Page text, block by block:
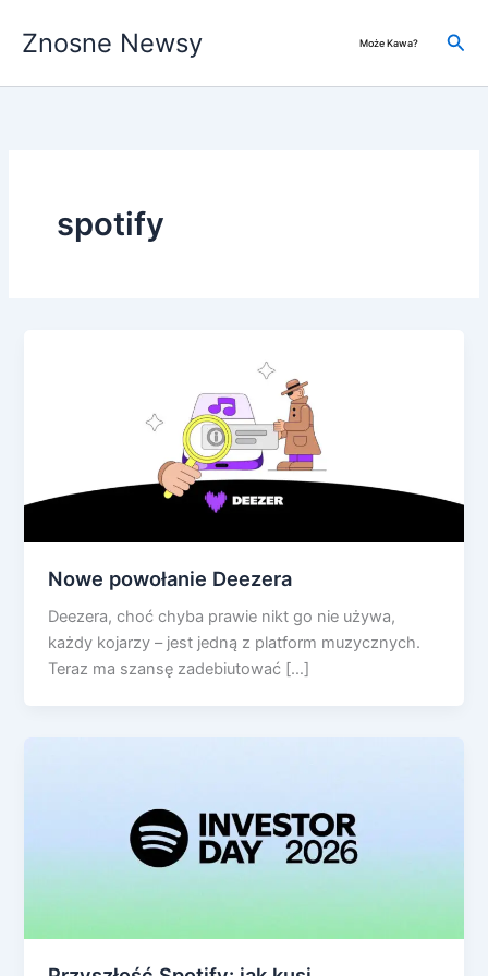
Znosne Newsy Może Kawa?
spotify
Nowe powołanie Deezera
Deezera, choć chyba prawie nikt go nie używa,
każdy kojarzy – jest jedną z platform muzycznych.
Teraz ma szansę zadebiutować […]